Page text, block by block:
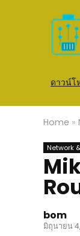
ดาวน์โ
Home »
Network
bom
มิถุนายน